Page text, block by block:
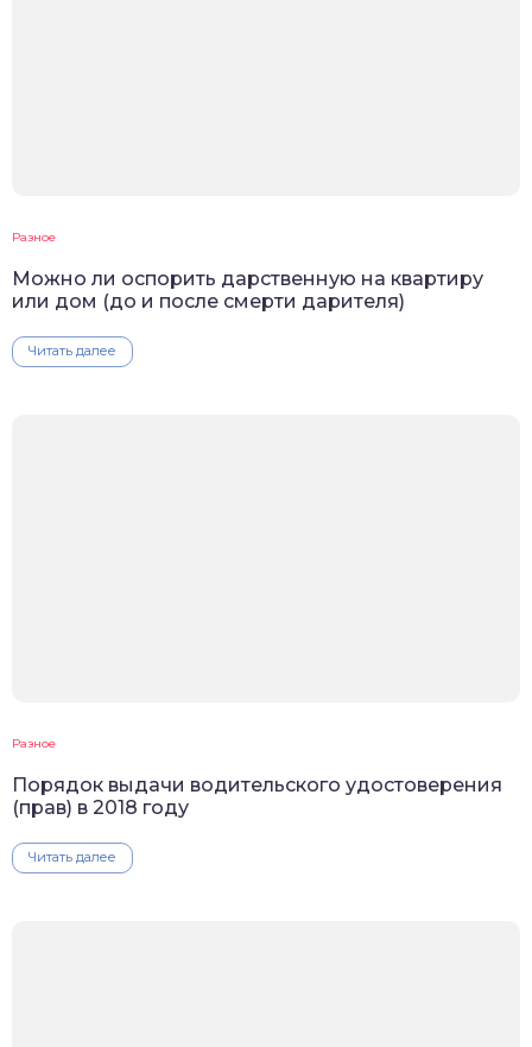
Разное
Можно ли оспорить дарственную на квартиру
или дом (до и после смерти дарителя)
Читать далее
Разное
Порядок выдачи водительского удостоверения
(прав) в 2018 году
Читать далее